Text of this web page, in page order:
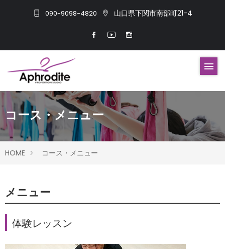
090-9098-4820 山口県下関市南部町21-4
コース・メニュー
HOME コース・メニュー
メニュー
体験レッスン